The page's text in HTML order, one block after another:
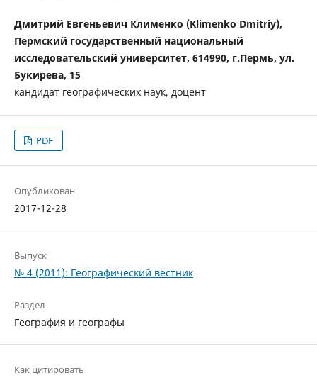
Дмитрий Евгеньевич Клименко (Klimenko Dmitriy),
Пермский государственный национальный
исследовательский университет, 614990, г.Пермь, ул.
Букирева, 15
кандидат географических наук, доцент
PDF
Опубликован
2017-12-28
Выпуск
№ 4 (2011): Географический вестник
Раздел
География и географы
Как цитировать